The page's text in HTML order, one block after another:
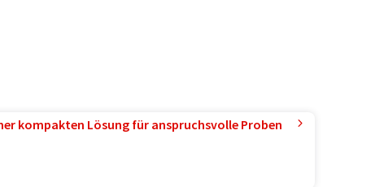
kompakten Lösung für anspruchsvolle Proben